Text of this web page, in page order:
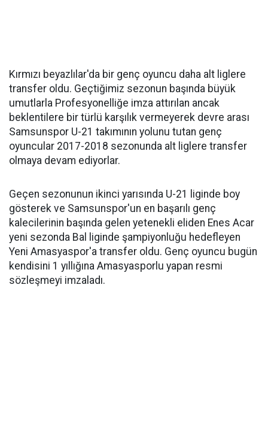
Kırmızı beyazlılar'da bir genç oyuncu daha alt liglere
transfer oldu. Geçtiğimiz sezonun başında büyük
umutlarla Profesyonelliğe imza attırılan ancak
beklentilere bir türlü karşılık vermeyerek devre arası
Samsunspor U-21 takımının yolunu tutan genç
oyuncular 2017-2018 sezonunda alt liglere transfer
olmaya devam ediyorlar.
Geçen sezonunun ikinci yarısında U-21 liginde boy
gösterek ve Samsunspor'un en başarılı genç
kalecilerinin başında gelen yetenekli eliden Enes Acar
yeni sezonda Bal liginde şampiyonluğu hedefleyen
Yeni Amasyaspor'a transfer oldu. Genç oyuncu bugün
kendisini 1 yıllığına Amasyasporlu yapan resmi
sözleşmeyi imzaladı.